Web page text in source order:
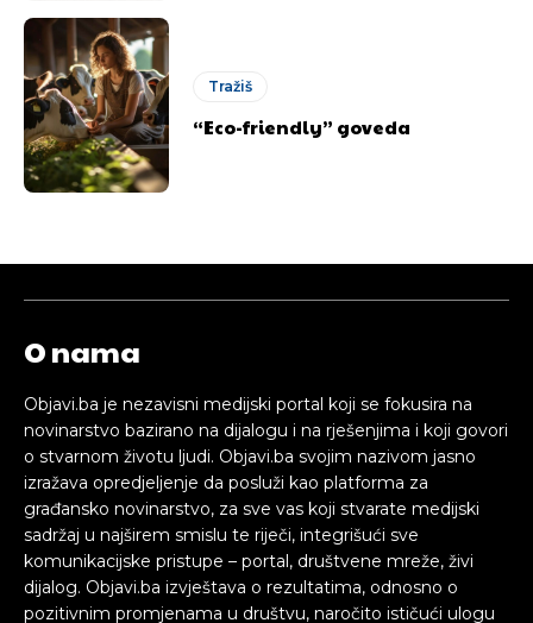
Tražiš
“Eco-friendly” goveda
O nama
Objavi.ba je nezavisni medijski portal koji se fokusira na
novinarstvo bazirano na dijalogu i na rješenjima i koji govori
o stvarnom životu ljudi. Objavi.ba svojim nazivom jasno
izražava opredjeljenje da posluži kao platforma za
građansko novinarstvo, za sve vas koji stvarate medijski
sadržaj u najširem smislu te riječi, integrišući sve
komunikacijske pristupe – portal, društvene mreže, živi
dijalog. Objavi.ba izvještava o rezultatima, odnosno o
pozitivnim promjenama u društvu, naročito ističući ulogu